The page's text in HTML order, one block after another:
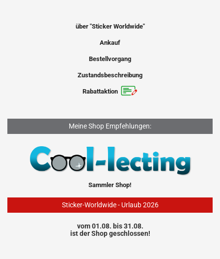
über "Sticker Worldwide"
Ankauf
Bestellvorgang
Zustandsbeschreibung
Rabattaktion
Meine Shop Empfehlungen:
Sammler Shop!
Sticker-Worldwide - Urlaub 2026
vom 01.08. bis 31.08.
ist der Shop geschlossen!